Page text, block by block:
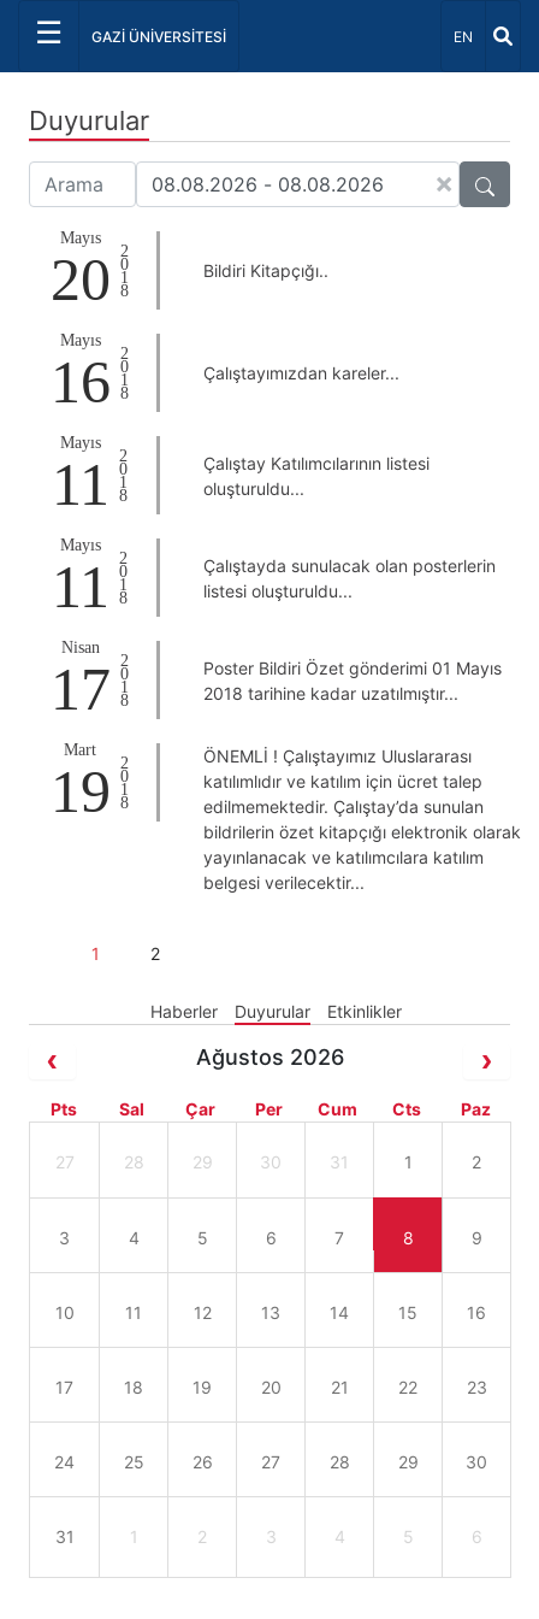
☰ GAZİ ÜNİVERSİTESİ Dil Seçiniz
EN
Duyurular
×
Mayıs
20 2018 Bildiri Kitapçığı..
Mayıs
16 2018 Çalıştayımızdan kareler...
Mayıs
11 2018
Çalıştay Katılımcılarının listesi
oluşturuldu...
Mayıs
11 2018
Çalıştayda sunulacak olan posterlerin
listesi oluşturuldu...
Nisan
17 2018
Poster Bildiri Özet gönderimi 01 Mayıs
2018 tarihine kadar uzatılmıştır...
Mart
19 2018
ÖNEMLİ ! Çalıştayımız Uluslararası
katılımlıdır ve katılım için ücret talep
edilmemektedir. Çalıştay’da sunulan
bildrilerin özet kitapçığı elektronik olarak
yayınlanacak ve katılımcılara katılım
belgesi verilecektir...
1 2
Haberler Duyurular Etkinlikler
Ağustos 2026
Pts Sal Çar Per Cum Cts Paz
27 28 29 30 31 1 2
3 4 5 6 7 8 9
10 11 12 13 14 15 16
17 18 19 20 21 22 23
24 25 26 27 28 29 30
31 1 2 3 4 5 6